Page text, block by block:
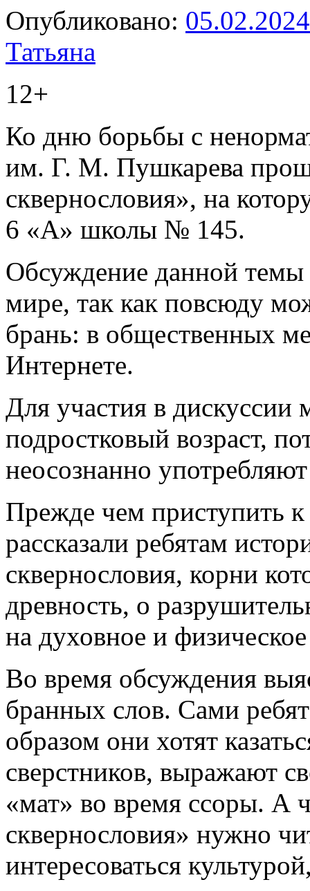
Опубликовано: 05.02.2024
Татьяна
12+
Ко дню борьбы с
им. Г. М. Пушкарева
сквернословия», на
6 «А» школы № 145.
Обсуждение данной темы
мире, так как повсюду
брань: в общественных
Интернете.
Для участия в
подростковый возраст,
неосознанно
Прежде чем приступить
рассказали ребятам
сквернословия, корни
древность, о
на духовное и
Во время обсуждения
бранных слов. Сами
образом они хотят
сверстников, выражают
«мат» во время ссоры. А
сквернословия» нужно
интересоваться